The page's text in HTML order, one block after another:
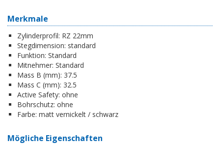
Merkmale
Zylinderprofil: RZ 22mm
Stegdimension: standard
Funktion: Standard
Mitnehmer: Standard
Mass B (mm): 37.5
Mass C (mm): 32.5
Active Safety: ohne
Bohrschutz: ohne
Farbe: matt vernickelt / schwarz
Mögliche Eigenschaften